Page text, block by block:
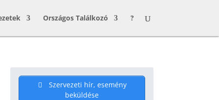
Országos Találkozó ?
Szervezeti hír, esemény
beküldése